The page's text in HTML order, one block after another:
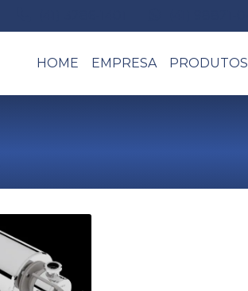
HOME EMPRESA PRODUTOS